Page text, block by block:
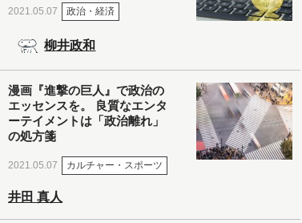
2021.05.07 政治・経済
柳井政和
漫画『進撃の巨人』で政治の
エッセンスを。 良質なエンタ
ーテイメントは「政治離れ」
の処方箋
2021.05.07 カルチャー・スポーツ
井田 真人